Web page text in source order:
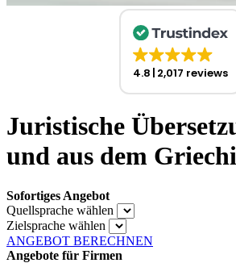
4.8 2,017 reviews
Juristische
und aus dem
Sofortiges Angebot
Quellsprache wählen
Zielsprache wählen
ANGEBOT BERECHNEN
Angebote für Firmen